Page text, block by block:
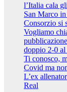
l’Italia cala
San Marco
Consorzio si
Vogliamo
doppio 2-0
Ti conosco,
Covid ma
L’ex
Real